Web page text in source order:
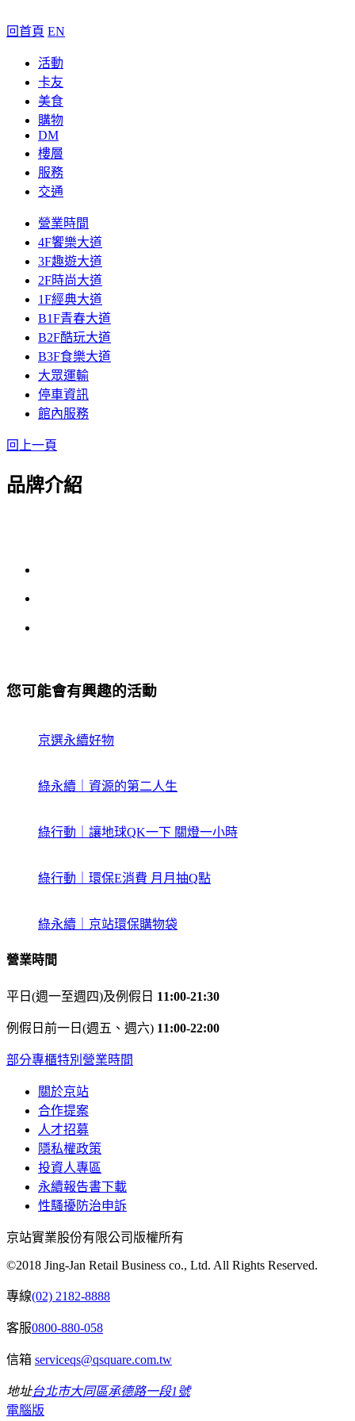
回首頁 EN
活動
卡友
美食
購物
DM
樓層
服務
交通
營業時間
4F饗樂大道
3F趣遊大道
2F時尚大道
1F經典大道
B1F青春大道
B2F酷玩大道
B3F食樂大道
大眾運輸
停車資訊
館內服務
回上一頁
品牌介紹
您可能會有興趣的活動
京選永續好物
綠永續｜資源的第二人生
綠行動｜讓地球QK一下 關燈一小時
綠行動｜環保E消費 月月抽Q點
綠永續｜京站環保購物袋
營業時間
平日(週一至週四)及例假日 11:00-21:30
例假日前一日(週五、週六) 11:00-22:00
部分專櫃特別營業時間
關於京站
合作提案
人才招募
隱私權政策
投資人專區
永續報告書下載
性騷擾防治申訴
京站實業股份有限公司版權所有
©2018 Jing-Jan Retail Business co., Ltd. All Rights Reserved.
專線(02) 2182-8888
客服0800-880-058
信箱 serviceqs@qsquare.com.tw
地址台北市大同區承德路一段1號
電腦版